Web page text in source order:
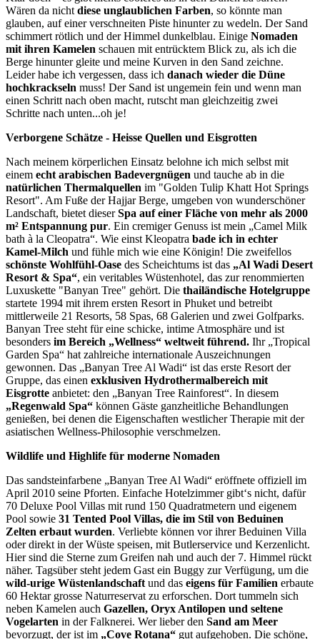
Wären da nicht diese unglaublichen Farben, so könnte man
glauben, auf einer verschneiten Piste hinunter zu wedeln. Der Sand
schimmert rötlich und der Himmel dunkelblau. Einige Nomaden
mit ihren Kamelen schauen mit entrücktem Blick zu, als ich die
Berge hinunter gleite und meine Kurven in den Sand zeichne.
Leider habe ich vergessen, dass ich danach wieder die Düne
hochkrackseln muss! Der Sand ist ungemein fein und wenn man
einen Schritt nach oben macht, rutscht man gleichzeitig zwei
Schritte nach unten...oh je!
Verborgene Schätze - Heisse Quellen und Eisgrotten
Nach meinem körperlichen Einsatz belohne ich mich selbst mit
einem echt arabischen Badevergnügen und tauche ab in die
natürlichen Thermalquellen im "Golden Tulip Khatt Hot Springs
Resort". Am Fuße der Hajjar Berge, umgeben von wunderschöner
Landschaft, bietet dieserSpa auf einer Fläche von mehr als 2000
m² Entspannung pur. Ein cremiger Genuss ist mein „Camel Milk
bath à la Cleopatra“. Wie einst Kleopatra bade ich in echter
Kamel-Milch und fühle mich wie eine Königin! Die zweifellos
schönste Wohlfühl-Oase des Scheichtums ist das „Al Wadi Desert
Resort & Spa“, ein veritables Wüstenhotel, das zur renommierten
Luxuskette "Banyan Tree" gehört. Die thailändische Hotelgruppe
startete 1994 mit ihrem ersten Resort in Phuket und betreibt
mittlerweile 21 Resorts, 58 Spas, 68 Galerien und zwei Golfparks.
Banyan Tree steht für eine schicke, intime Atmosphäre und ist
besonders im Bereich „Wellness“ weltweit führend. Ihr „Tropical
Garden Spa“ hat zahlreiche internationale Auszeichnungen
gewonnen. Das „Banyan Tree Al Wadi“ ist das erste Resort der
Gruppe, das einen exklusiven Hydrothermalbereich mit
Eisgrotte anbietet: den „Banyan Tree Rainforest“. In diesem
„Regenwald Spa“ können Gäste ganzheitliche Behandlungen
genießen, bei denen die Eigenschaften westlicher Therapie mit der
asiatischen Wellness-Philosophie verschmelzen.
Wildlife und Highlife für moderne Nomaden
Das sandsteinfarbene „Banyan Tree Al Wadi“ eröffnete offiziell im
April 2010 seine Pforten. Einfache Hotelzimmer gibt‘s nicht, dafür
70 Deluxe Pool Villas mit rund 150 Quadratmetern und eigenem
Pool sowie 31 Tented Pool Villas, die im Stil von Beduinen
Zelten erbaut wurden. Verliebte können vor ihrer Beduinen Villa
oder direkt in der Wüste speisen, mit Butlerservice und Kerzenlicht.
Hier sind die Sterne zum Greifen nah und auch der 7. Himmel rückt
näher. Tagsüber steht jedem Gast ein Buggy zur Verfügung, um die
wild-urige Wüstenlandschaft und das eigens für Familien erbaute
60 Hektar grosse Naturreservat zu erforschen. Dort tummeln sich
neben Kamelen auch Gazellen, Oryx Antilopen und seltene
Vogelarten in der Falknerei. Wer lieber den Sand am Meer
bevorzugt, der ist im „Cove Rotana“ gut aufgehoben. Die schöne,